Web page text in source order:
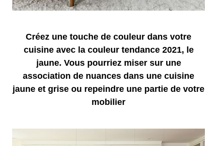
Créez une touche de couleur dans votre
cuisine avec la couleur tendance 2021, le
jaune. Vous pourriez miser sur une
association de nuances dans une cuisine
jaune et grise ou repeindre une partie de votre
mobilier